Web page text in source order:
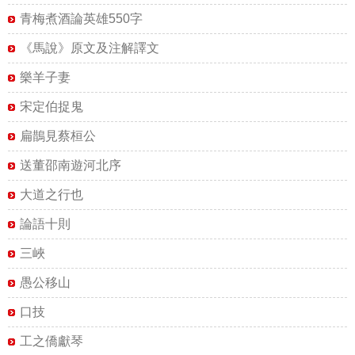
青梅煮酒論英雄550字
《馬說》原文及注解譯文
樂羊子妻
宋定伯捉鬼
扁鵲見蔡桓公
送董邵南遊河北序
大道之行也
論語十則
三峽
愚公移山
口技
工之僑獻琴